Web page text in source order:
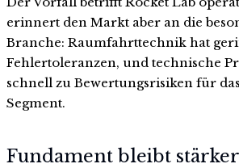
erinnert den Markt aber an die
Branche: Raumfahrttechnik hat
Fehlertoleranzen, und technische
schnell zu Bewertungsrisiken für
Segment.
Fundament bleibt